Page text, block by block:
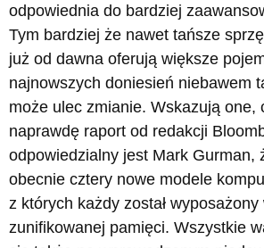
odpowiednia do bardziej
Tym bardziej że nawet tańsze
już od dawna oferują większe
najnowszych doniesień niebawem
może ulec zmianie. Wskazują one,
naprawdę raport od redakcji
odpowiedzialny jest Mark Gurman,
obecnie cztery nowe modele
z których każdy został
zunifikowanej pamięci. Wszystkie